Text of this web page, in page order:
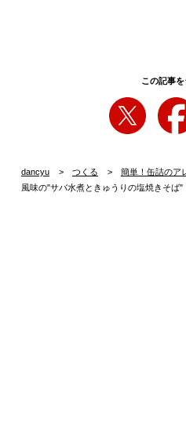
この記事
dancyu つくる 簡単！缶詰のア
風味の"サバ水煮ときゅうりの塩焼きそば"